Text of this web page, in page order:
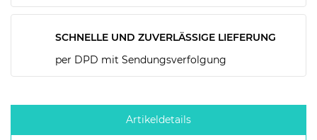
SCHNELLE UND ZUVERLÄSSIGE LIEFERUNG
per DPD mit Sendungsverfolgung
Artikeldetails